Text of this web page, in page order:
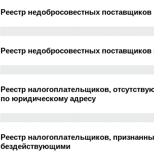
Реестр недобросовестных поставщиков
Реестр недобросовестных
Реестр налогоплательщиков,
по юридическому адресу
Реестр налогоплательщиков,
бездействующими